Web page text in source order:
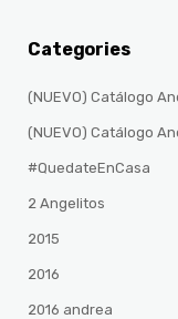
Categories
(NUEVO) Catálogo
(NUEVO) Catálogo
#QuedateEnCasa
2 Angelitos
2015
2016
2016 andrea